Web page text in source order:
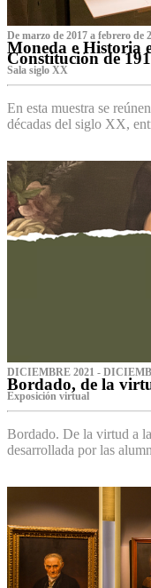
De marzo de 2017 a febrero de
Moneda e Historia
Constitución de
Sala siglo XX
En esta muestra se
décadas del siglo XX,
DICIEMBRE 2021 -
Bordado, de la
Exposición virtual‌
Bordado. De la virtud a
desarrollada por las